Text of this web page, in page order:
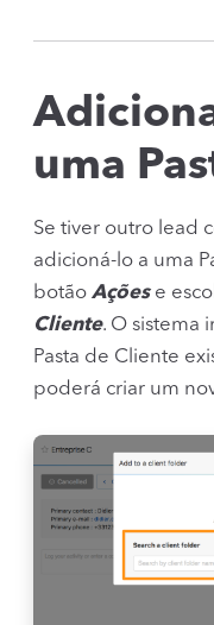
uma
Se tiver outro lead
adicioná-lo a uma
botão Açõese
Cliente. O sistema
Pasta de Cliente
poderá criar um